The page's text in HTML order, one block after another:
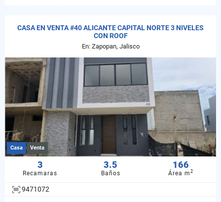
CASA EN VENTA #40 ALICANTE CAPITAL NORTE 3 NIVELES
CON ROOF
En: Zapopan, Jalisco
Casa Venta
3
Recamaras
3.5
Baños
166
Área m2
9471072